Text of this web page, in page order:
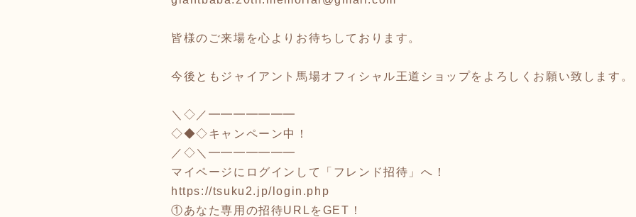
皆様のご来場を心よりお待ちしております。
今後ともジャイアント馬場オフィシャル王道ショップをよろしくお願い致します。
＼◇／━━━━━━━
◇◆◇キャンペーン中！
／◇＼━━━━━━━
マイページにログインして「フレンド招待」へ！
https://tsuku2.jp/login.php
①あなた専用の招待URLをGET！